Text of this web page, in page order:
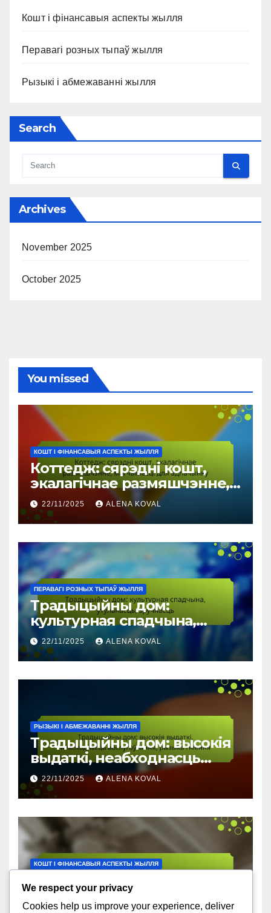
Кошт і фінансавыя аспекты жылля
Перавагі розных тыпаў жылля
Рызыкі і абмежаванні жылля
Search
Archives
November 2025
October 2025
You missed
КОШТ І ФІНАНСАВЫЯ АСПЕКТЫ ЖЫЛЛЯ
Коттедж: сярэдні кошт,
экалагічнае размяшчэнне,
магчымасці для адпачынку
22/11/2025 ALENA KOVAL
ПЕРАВАГІ РОЗНЫХ ТЫПАЎ ЖЫЛЛЯ
Традыцыйны дом:
культурная спадчына,
ўтульнасць, зручнасць
22/11/2025 ALENA KOVAL
РЫЗЫКІ І АБМЕЖАВАННІ ЖЫЛЛЯ
Традыцыйны дом: высокія
выдаткі, неабходнасць
абслугоўвання, рызыка
гніення
22/11/2025 ALENA KOVAL
КОШТ І ФІНАНСАВЫЯ АСПЕКТЫ ЖЫЛЛЯ
Традыцыйны дом: сярэдні
кошт, культурная
We respect your privacy
Cookies help us improve your experience, deliver